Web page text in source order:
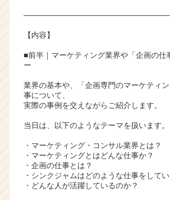
e
【内容】
■前半｜マーケティング業界や「企画の仕
ー
業界の基本や、「企画専門のマーケティ
事について、
実際の事例を交えながらご紹介します。
当日は、以下のようなテーマを扱います。
・マーケティング・コンサル業界とは？
・マーケティングとはどんな仕事か？
・企画の仕事とは？
・シンクジャムはどのような仕事をして
・どんな人が活躍しているのか？